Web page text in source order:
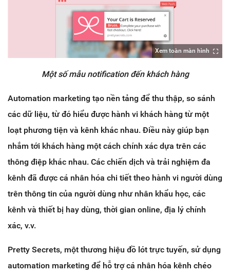
Xem toàn màn hình
Một số mẫu notification đến khách hàng
Automation marketing tạo nền tảng để thu thập, so sánh
các dữ liệu, từ đó hiểu được hành vi khách hàng từ một
loạt phương tiện và kênh khác nhau. Điều này giúp bạn
nhắm tới khách hàng một cách chính xác dựa trên các
thông điệp khác nhau. Các chiến dịch và trải nghiệm đa
kênh đã được cá nhân hóa chi tiết theo hành vi người dùng
trên thông tin của người dùng như nhân khẩu học, các
kênh và thiết bị hay dùng, thời gian online, địa lý chính
xác, v.v.
Pretty Secrets, một thương hiệu đồ lót trực tuyến, sử dụng
automation marketing để hỗ trợ cá nhân hóa kênh chéo